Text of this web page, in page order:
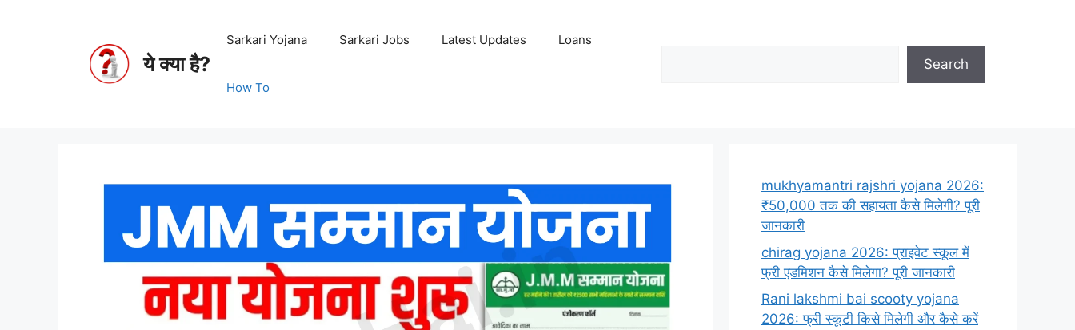
ये क्या है?
Sarkari Yojana Sarkari Jobs Latest Updates Loans
How To
Search
mukhyamantri rajshri yojana 2026:
₹50,000 तक की सहायता कैसे मिलेगी? पूरी
जानकारी
chirag yojana 2026: प्राइवेट स्कूल में
फ्री एडमिशन कैसे मिलेगा? पूरी जानकारी
Rani lakshmi bai scooty yojana
2026: फ्री स्कूटी किसे मिलेगी और कैसे करें